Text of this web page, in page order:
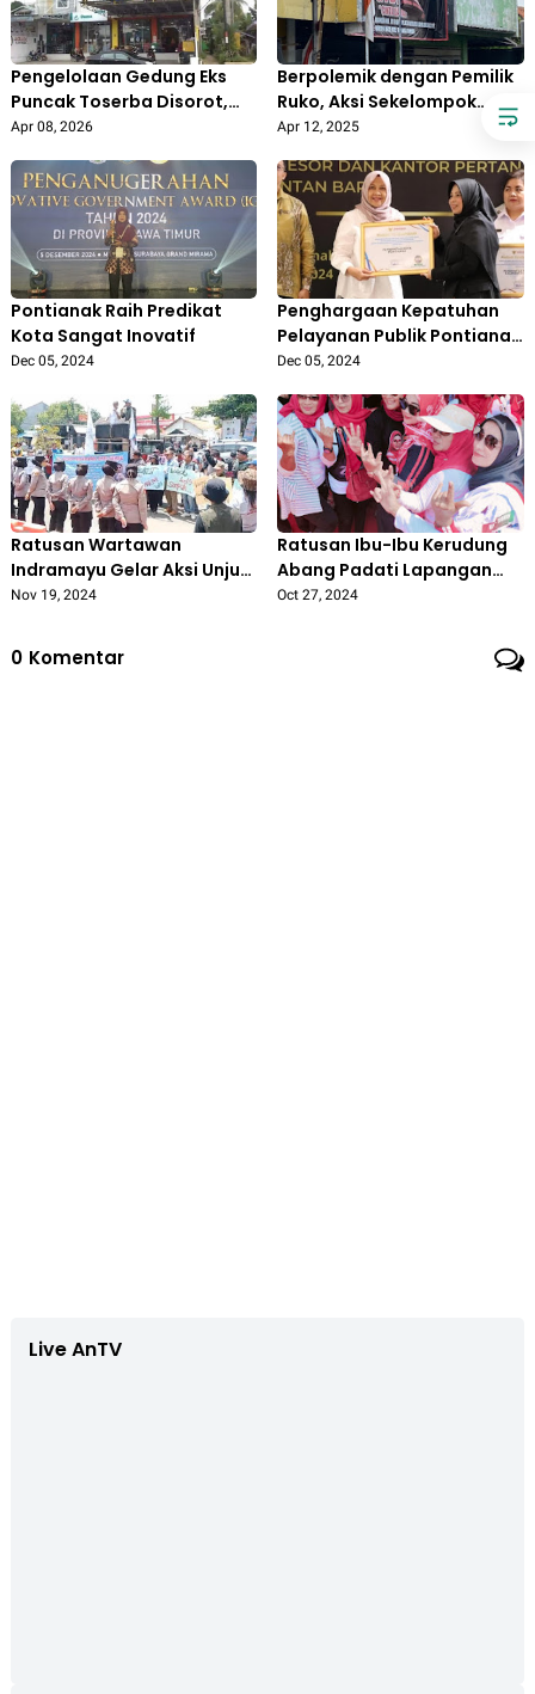
Pengelolaan Gedung Eks
Puncak Toserba Disorot,
DPRD Pertanyakan Aspek
Aset Daerah
Apr 08, 2026
Berpolemik dengan Pemilik
Ruko, Aksi Sekelompok
Oknum Ormas GIBAS Buat
Resah
Apr 12, 2025
Pontianak Raih Predikat
Kota Sangat Inovatif
Dec 05, 2024
Penghargaan Kepatuhan
Pelayanan Publik Pontianak
Tertinggi ke-27 se-
Dec 05, 2024
Ratusan Wartawan
Indramayu Gelar Aksi Unjuk
Rasa dan Boikot
Nov 19, 2024
Ratusan Ibu-Ibu Kerudung
Abang Padati Lapangan
Janggleng 'Nina Lanjutkan
Oct 27, 2024
0 Komentar
Live AnTV